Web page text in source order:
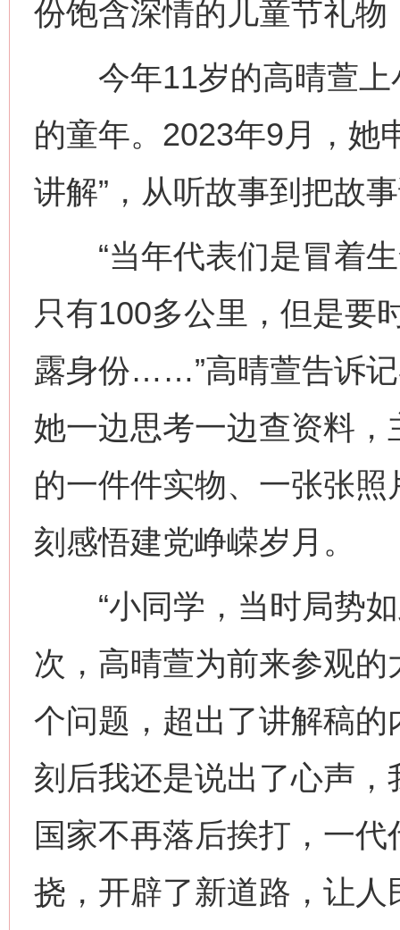
份饱含深情的儿童节礼
今年11岁的高晴萱上
的童年。2023年9月，她
讲解”，从听故事到把故
“当年代表们是冒着生
只有100多公里，但是要
露身份……”高晴萱告诉
她一边思考一边查资料
的一件件实物、一张张
刻感悟建党峥嵘岁月。
“小同学，当时局势如
次，高晴萱为前来参观
个问题，超出了讲解稿的
刻后我还是说出了心声
国家不再落后挨打，一
挠，开辟了新道路，让人